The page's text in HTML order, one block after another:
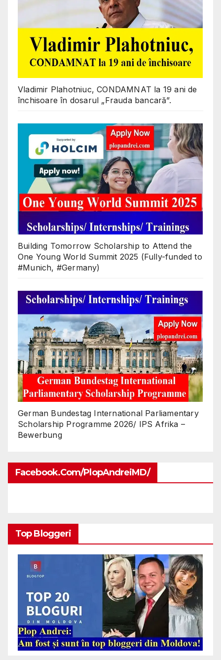
Vladimir Plahotniuc, CONDAMNAT la 19 ani de
închisoare în dosarul „Frauda bancară”.
Building Tomorrow Scholarship to Attend the
One Young World Summit 2025 (Fully-funded to
#Munich, #Germany)
German Bundestag International Parliamentary
Scholarship Programme 2026/ IPS Afrika –
Bewerbung
Facebook.com/PlopAndreiMD/
Top Bloggeri